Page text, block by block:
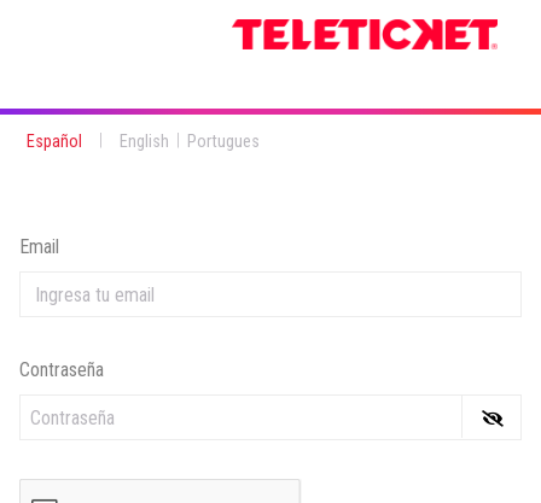
Español English Portugues
Email
Contraseña